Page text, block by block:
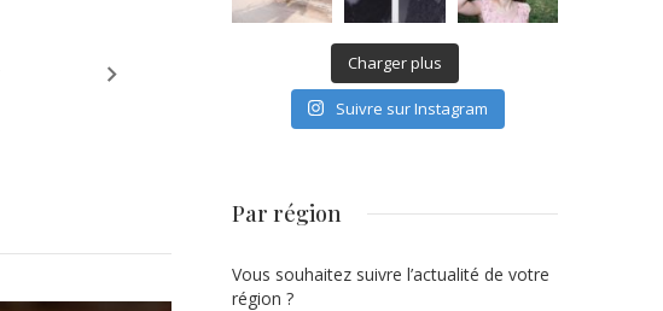
Charger plus
Suivre sur Instagram
Par région
Vous souhaitez suivre l’actualité de votre
région ?